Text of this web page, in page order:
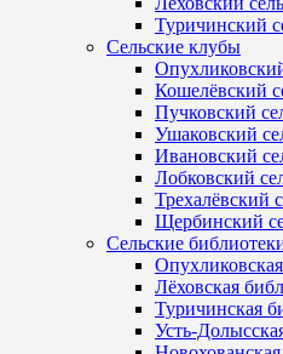
Туричинский
Сельские клубы
Кошелёвский
Пучковский
Ушаковский
Ивановский
Лобковский
Трехалёвский
Щербинский
Сельские
Лёховская
Туричинская
Усть-